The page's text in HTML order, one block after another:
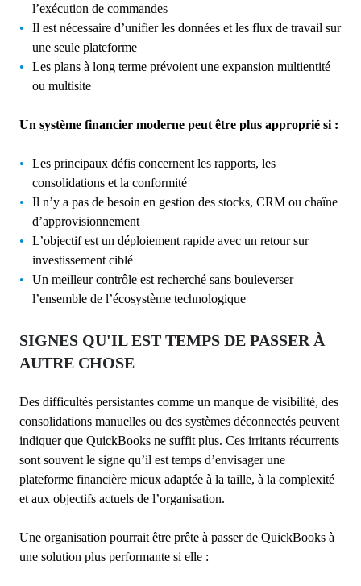
l’exécution de commandes
Il est nécessaire d’unifier les données et les flux de travail sur
une seule plateforme
Les plans à long terme prévoient une expansion multientité
ou multisite
Un système financier moderne peut être plus approprié si :
Les principaux défis concernent les rapports, les
consolidations et la conformité
Il n’y a pas de besoin en gestion des stocks, CRM ou chaîne
d’approvisionnement
L’objectif est un déploiement rapide avec un retour sur
investissement ciblé
Un meilleur contrôle est recherché sans bouleverser
l’ensemble de l’écosystème technologique
SIGNES QU'IL EST TEMPS DE PASSER À
AUTRE CHOSE
Des difficultés persistantes comme un manque de visibilité, des
consolidations manuelles ou des systèmes déconnectés peuvent
indiquer que QuickBooks ne suffit plus. Ces irritants récurrents
sont souvent le signe qu’il est temps d’envisager une
plateforme financière mieux adaptée à la taille, à la complexité
et aux objectifs actuels de l’organisation.
Une organisation pourrait être prête à passer de QuickBooks à
une solution plus performante si elle :